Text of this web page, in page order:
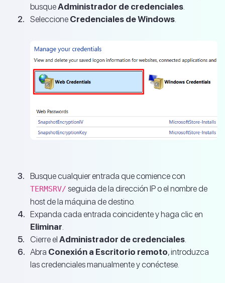
busqueAdministrador de credenciales.
Seleccione Credenciales de Windows.
Busque cualquier entrada que comience con
TERMSRV/ seguida de la dirección IP o el nombre de
host de la máquina de destino.
Expanda cada entrada coincidente y haga clic en
Eliminar
Cierre el Administrador de credenciales
Abra Conexión a Escritorio remoto, introduzca
las credenciales manualmente y conéctese.